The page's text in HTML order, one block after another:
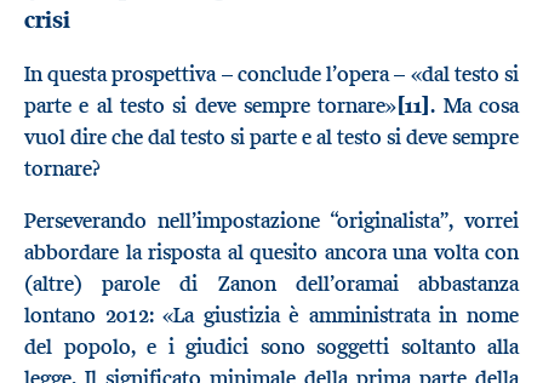
crisi
In questa prospettiva – conclude l’opera – «dal testo si
parte e al testo si deve sempre tornare»[11]. Ma cosa
vuol dire che dal testo si parte e al testo si deve sempre
tornare?
Perseverando nell’impostazione “originalista”, vorrei
abbordare la risposta al quesito ancora una volta con
(altre) parole di Zanon dell’oramai abbastanza
lontano 2012: «La giustizia è amministrata in nome
del popolo, e i giudici sono soggetti soltanto alla